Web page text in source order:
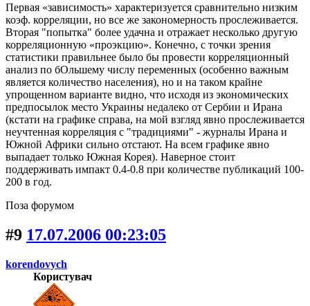
Первая «зависимость» характеризуется сравнительно низким
коэф. корреляции, но все же закономерность прослеживается.
Вторая "попытка" более удачна и отражает несколько другую
корреляционную «проэкцию». Конечно, с точки зрения
статистики правильнее было бы провести корреляционный
анализ по бОльшему числу переменных (особенно важным
является количество населения), но и на таком крайне
упрощенном варианте видно, что исходя из экономических
предпосылок место Украины недалеко от Сербии и Ирана
(кстати на графике справа, на мой взгляд явно прослеживается
неучтенная корреляция с "традициями" - журналы Ирана и
Южной Африки сильно отстают. На всем графике явно
выпадает только Южная Корея). Наверное стоит
поддерживать импакт 0.4-0.8 при количестве публикаций 100-
200 в год.
Поза форумом
#9 17.07.2006 00:23:05
korendovych
Користувач